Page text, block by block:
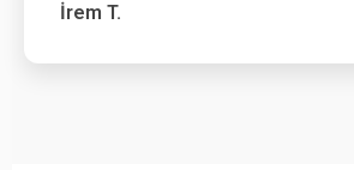
İrem T.